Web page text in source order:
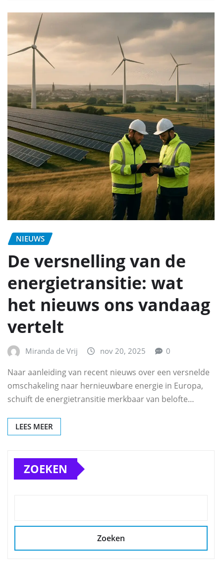
NIEUWS
De versnelling van de
energietransitie: wat
het nieuws ons vandaag
vertelt
Miranda de Vrij nov 20, 2025 0
Naar aanleiding van recent nieuws over een versnelde
omschakeling naar hernieuwbare energie in Europa,
schuift de energietransitie merkbaar van belofte…
LEES MEER
ZOEKEN
Zoeken